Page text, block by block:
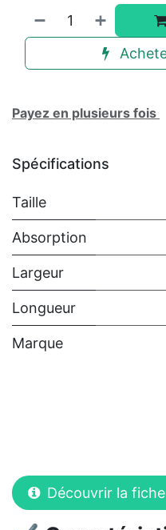
Payez en plusieurs fois
Spécifications
Taille
Absorption
Largeur
Longueur
Marque
Découvrir la